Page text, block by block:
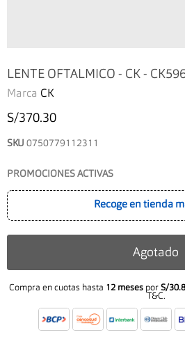
LENTE OFTALMICO - CK -
Marca CK
S/370.30
SKU 0750779112311
PROMOCIONES ACTIVAS
Recoge en tienda
Agotado
Compra en cuotas hasta 12 meses por S/
T&C.